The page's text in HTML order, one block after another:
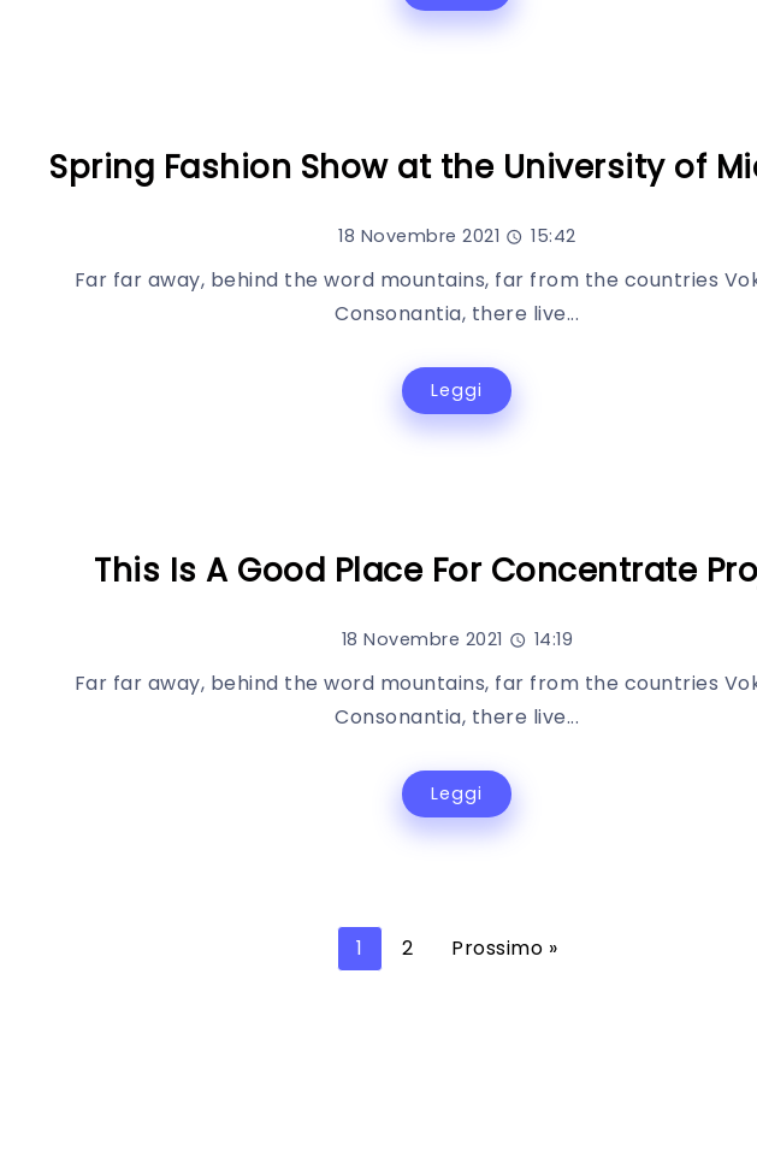
Spring Fashion Show at the University of
18 Novembre 2021 15:42
Far far away, behind the word mountains, far from the countries
Consonantia, there live...
Leggi
This Is A Good Place For Concentrate
18 Novembre 2021 14:19
Far far away, behind the word mountains, far from the countries
Consonantia, there live...
Leggi
1 2 Prossimo »